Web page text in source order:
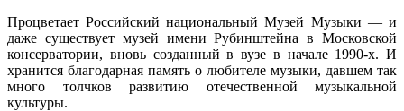
Процветает Российский национальный Музей Музыки — и
даже существует музей имени Рубинштейна в Московской
консерватории, вновь созданный в вузе в начале 1990-х. И
хранится благодарная память о любителе музыки, давшем так
много толчков развитию отечественной музыкальной
культуры.